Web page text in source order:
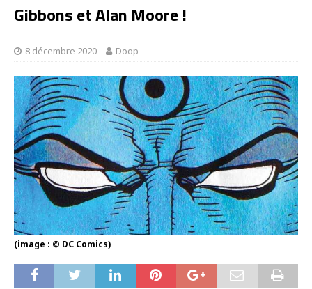
Gibbons et Alan Moore !
8 décembre 2020 Doop
(image : © DC Comics)